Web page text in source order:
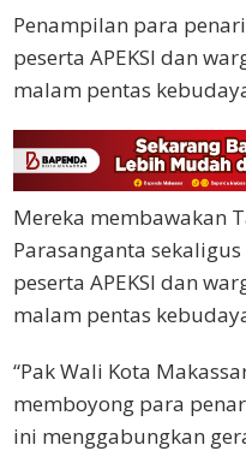
Penampilan para
peserta APEKSI dan
malam pentas
Mereka membawakan
Parasanganta
peserta APEKSI dan
malam pentas
“Pak Wali Kota
memboyong para
ini menggabungkan